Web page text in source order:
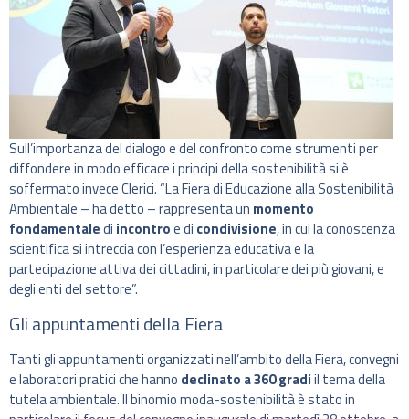
Sull’importanza del dialogo e del confronto come strumenti per
diffondere in modo efficace i principi della sostenibilità si è
soffermato invece Clerici. “La Fiera di Educazione alla Sostenibilità
Ambientale – ha detto – rappresenta un momento
fondamentaledi incontroe di condivisione, in cui la conoscenza
scientifica si intreccia con l’esperienza educativa e la
partecipazione attiva dei cittadini, in particolare dei più giovani, e
degli enti del settore”.
Gli appuntamenti della Fiera
Tanti gli appuntamenti organizzati nell’ambito della Fiera, convegni
e laboratori pratici che hanno declinato a 360 gradiil tema della
tutela ambientale. Il binomio moda-sostenibilità è stato in